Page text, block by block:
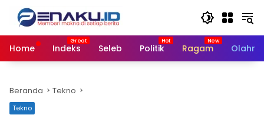
Langsung
konten
Home
Indeks Seleb Politik Ragam
Beranda Tekno
Tekno